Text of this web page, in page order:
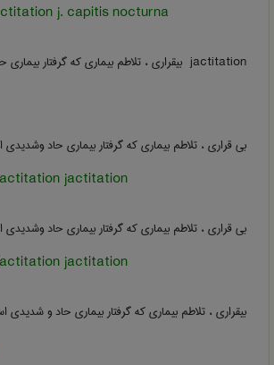
j. capitis nocturna
‎ jactitation بیقراری ، تلاطم بیماری که گرفتار بیماری حاد و شدیدی ...
بی قراری ، تلاطم بیماری که گرفتار بیماری حاد
jactitation
بی قراری ، تلاطم بیماری که گرفتار بیماری حاد
jactitation
بیقراری ، تلاطم بیماری که گرفتار بیماری حاد و شدیدی